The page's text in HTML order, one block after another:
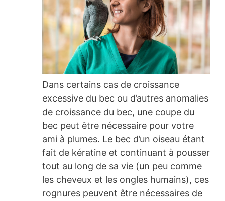
Dans certains cas de croissance
excessive du bec ou d’autres anomalies
de croissance du bec, une coupe du
bec peut être nécessaire pour votre
ami à plumes. Le bec d’un oiseau étant
fait de kératine et continuant à pousser
tout au long de sa vie (un peu comme
les cheveux et les ongles humains), ces
rognures peuvent être nécessaires de